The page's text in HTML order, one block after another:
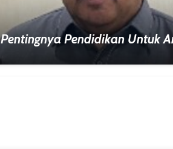
Pendidikan Untuk